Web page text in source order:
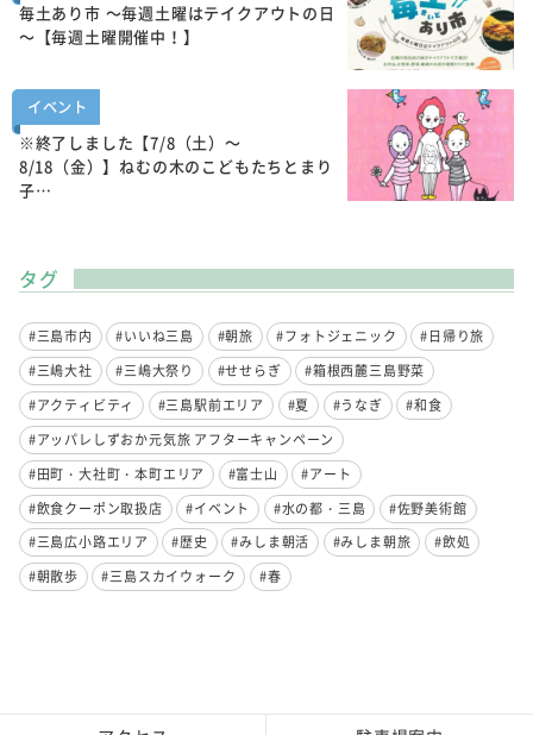
毎土あり市 ～毎週土曜はテイクアウトの日
～【毎週土曜開催中！】
イベント
※終了しました【7/8（土）～
8/18（金）】ねむの木のこどもたちとまり
子…
タグ
#三島市内 #いいね三島 #朝旅 #フォトジェニック
#日帰り旅
#三嶋大社
#三嶋大祭り #せせらぎ
#箱根西麓三島野菜
#アクティビティ
#三島駅前エリア #夏 #うなぎ
#和食
#アッパレしずおか元気旅 アフターキャンペーン
#田町・大社町・本町エリア
#富士山
#アート
#飲食クーポン取扱店
#イベント #水の都・三島
#佐野美術館
#三島広小路エリア
#歴史 #みしま朝活 #みしま朝旅
#飲処
#朝散歩
#三島スカイウォーク #春